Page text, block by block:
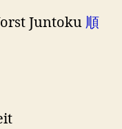
Juntoku 順